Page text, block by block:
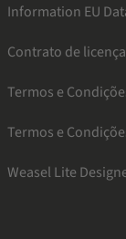
Information EU
Contrato de
Termos e
Termos e
Weasel Lite